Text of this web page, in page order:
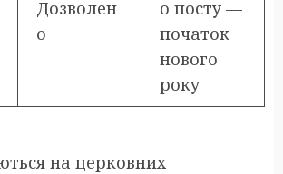
Дозволен
о
о посту —
початок
нового
року
на церковних